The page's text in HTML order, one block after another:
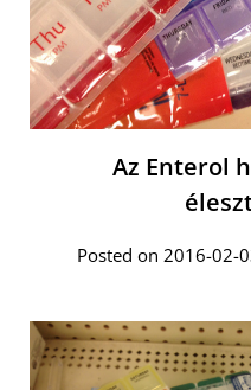
Az Enterol
Posted on 2016-02-